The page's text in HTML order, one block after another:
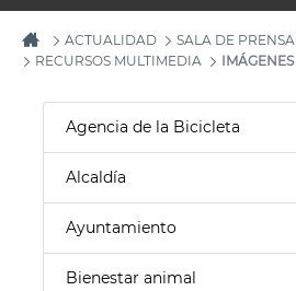
ACTUALIDAD
SALA DE PRENSA
RECURSOS MULTIMEDIA
IMÁGENES
Agencia de la Bicicleta
Alcaldía
Ayuntamiento
Bienestar animal